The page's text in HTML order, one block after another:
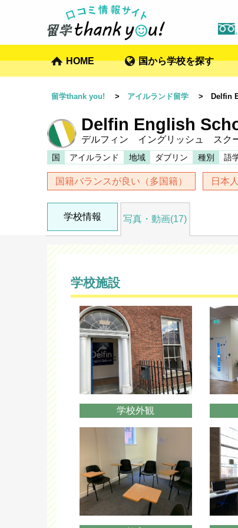
HOME 国から学校を探す
留学thank you! > アイルランド留学 > Delfin
Delfin English
デルフィン イングリッシュ スク
国 アイルランド 地域 ダブリン 種別 語
国籍バランスが良い（多国籍） 日本
学校情報 写真・動画(17)
学校施設
学校外観